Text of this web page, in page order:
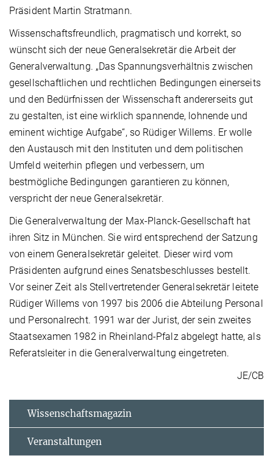
Präsident Martin Stratmann.
Wissenschaftsfreundlich, pragmatisch und korrekt, so
wünscht sich der neue Generalsekretär die Arbeit der
Generalverwaltung. „Das Spannungsverhältnis zwischen
gesellschaftlichen und rechtlichen Bedingungen einerseits
und den Bedürfnissen der Wissenschaft andererseits gut
zu gestalten, ist eine wirklich spannende, lohnende und
eminent wichtige Aufgabe“, so Rüdiger Willems. Er wolle
den Austausch mit den Instituten und dem politischen
Umfeld weiterhin pflegen und verbessern, um
bestmögliche Bedingungen garantieren zu können,
verspricht der neue Generalsekretär.
Die Generalverwaltung der Max-Planck-Gesellschaft hat
ihren Sitz in München. Sie wird entsprechend der Satzung
von einem Generalsekretär geleitet. Dieser wird vom
Präsidenten aufgrund eines Senatsbeschlusses bestellt.
Vor seiner Zeit als Stellvertretender Generalsekretär leitete
Rüdiger Willems von 1997 bis 2006 die Abteilung Personal
und Personalrecht. 1991 war der Jurist, der sein zweites
Staatsexamen 1982 in Rheinland-Pfalz abgelegt hatte, als
Referatsleiter in die Generalverwaltung eingetreten.
JE/CB
Wissenschaftsmagazin
Veranstaltungen